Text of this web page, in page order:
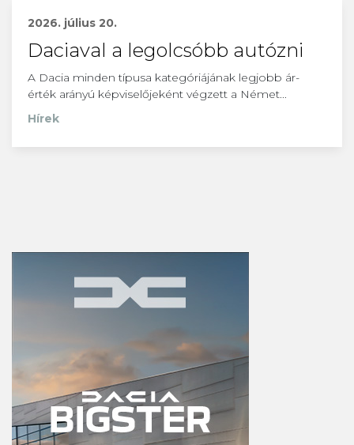
2026. július 20.
Daciaval a legolcsóbb autózni
A Dacia minden típusa kategóriájának legjobb ár-
érték arányú képviselőjeként végzett a Német...
Hírek